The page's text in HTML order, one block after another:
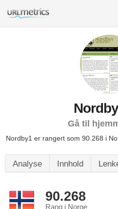
Gå til
Nordby1 er rangert som 90.268 i
Analyse Innhold
90.268
Rang i Norge